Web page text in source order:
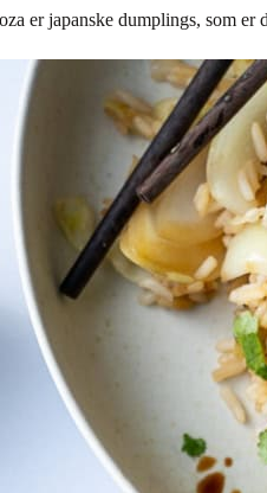
er japanske dumplings, som